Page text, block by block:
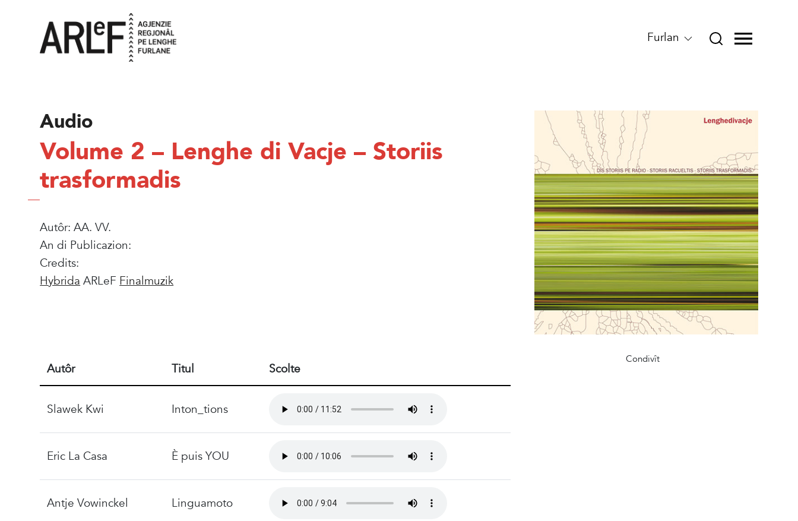
Furlan
Audio
Volume 2 – Lenghe di Vacje – Storiis
trasformadis
Autôr: AA. VV.
An di Publicazion:
Credits:
HybridaARLeFFinalmuzik
Autôr Titul Scolte
Slawek Kwi Inton_tions
Eric La Casa È puis YOU
Antje Vowinckel Linguamoto
Condivît